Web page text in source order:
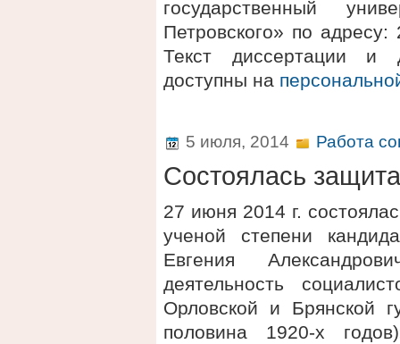
государственный
Петровского» по
Текст диссертации и
доступны на
5 июля, 2014 Работа
Состоялась защита
27 июня 2014 г.
ученой степени
Евгения
деятельность
Орловской и Брянской
половина 1920-х